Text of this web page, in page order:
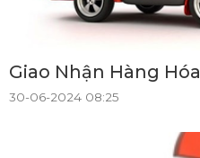
Giao Nhận Hàng Hóa
30-06-2024 08:25